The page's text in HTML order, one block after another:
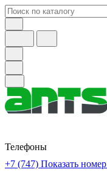
Телефоны
+7 (747) Показать номер